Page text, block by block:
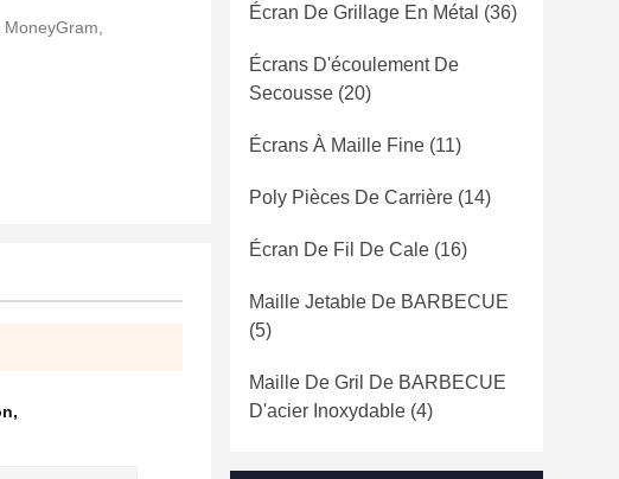
,
Écran De Grillage En Métal (36)
Écrans D'écoulement De
Secousse (20)
Écrans À Maille Fine (11)
Poly Pièces De Carrière (14)
Écran De Fil De Cale (16)
Maille Jetable De BARBECUE
(5)
Maille De Gril De BARBECUE
D'acier Inoxydable (4)